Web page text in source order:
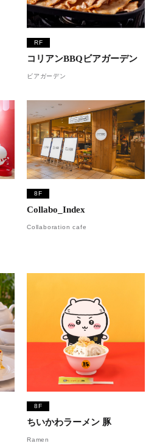
RF
コリアンBBQビアガーデン
ビアガーデン
8F
Collabo_Index
Collaboration cafe
8F
ちいかわラーメン 豚
Ramen